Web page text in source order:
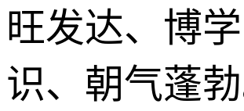
旺发达、博
识、朝气蓬